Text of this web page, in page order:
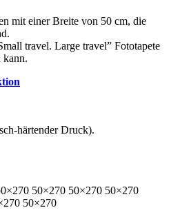
mit einer Breite von 50 cm, die
travel. Large travel” Fototapete
kann.
härtender Druck).
50×270 50×270 50×270
50×270